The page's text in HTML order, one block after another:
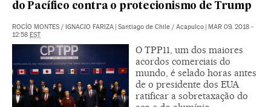
do Pacífico contra o protecionismo de Trump
ROCÍO MONTES / IGNACIO FARIZA | Santiago de Chile / Acapulco | MAR 09, 2018 -
12:58 EST
O TPP11, um dos maiores
acordos comerciais do
mundo, é selado horas antes
de o presidente dos EUA
ratificar a sobretaxação do